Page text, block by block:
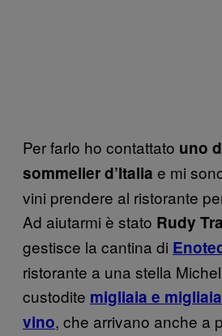
Per farlo ho contattato uno
sommelier d’Italia e mi
vini prendere al ristorante
Ad aiutarmi è stato Rudy
gestisce la cantina di
ristorante a una stella
custodite migliaia e
vino, che arrivano anche a